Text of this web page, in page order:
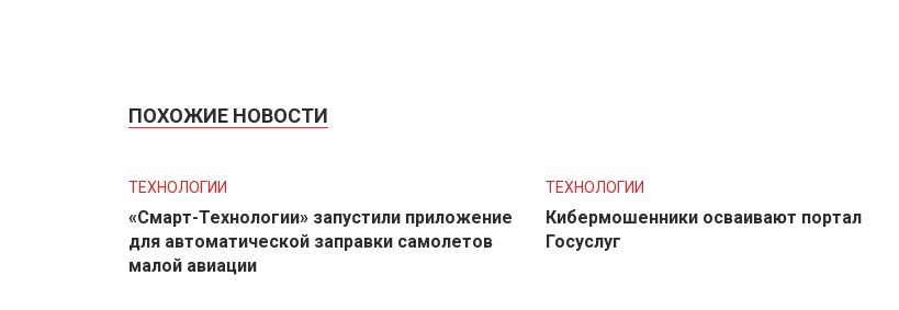
ПОХОЖИЕ НОВОСТИ
ТЕХНОЛОГИИ
«Смарт-Технологии» запустили приложение
для автоматической заправки самолетов
малой авиации
ТЕХНОЛОГИИ
Кибермошенники осваивают портал
Госуслуг